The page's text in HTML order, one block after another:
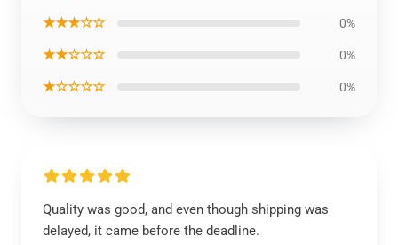
★★★☆☆ 0%
★★☆☆☆ 0%
★☆☆☆☆ 0%
Quality was good, and even though shipping was
delayed, it came before the deadline.